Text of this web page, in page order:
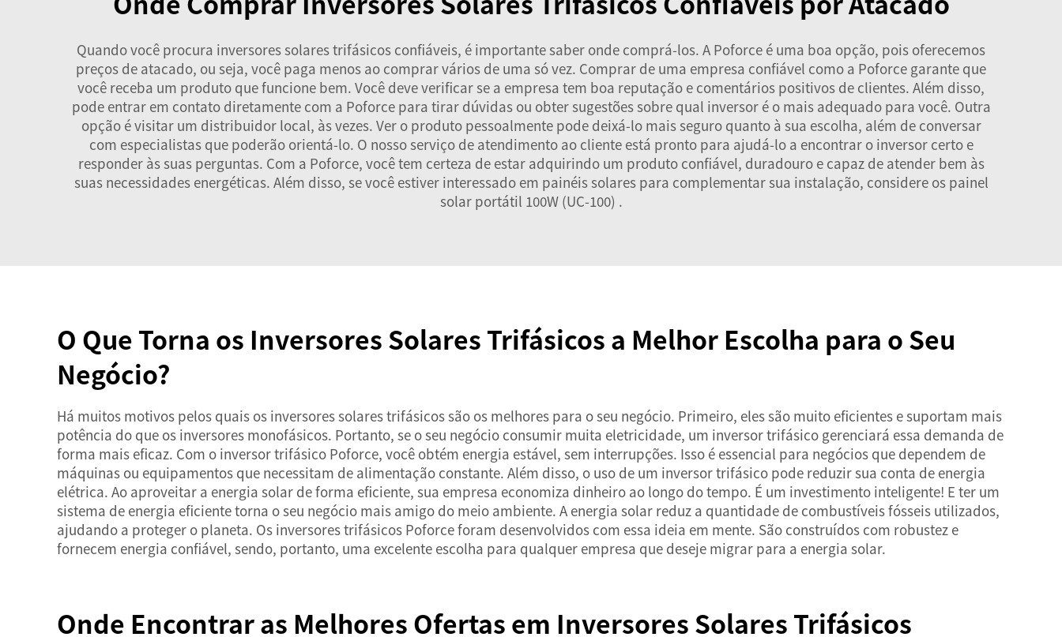
Quando você procura inversores solares trifásicos confiáveis, é importante saber onde comprá-los. A Poforce é uma boa opção, pois oferecemos
preços de atacado, ou seja, você paga menos ao comprar vários de uma só vez. Comprar de uma empresa confiável como a Poforce garante que
você receba um produto que funcione bem. Você deve verificar se a empresa tem boa reputação e comentários positivos de clientes. Além disso,
pode entrar em contato diretamente com a Poforce para tirar dúvidas ou obter sugestões sobre qual inversor é o mais adequado para você. Outra
opção é visitar um distribuidor local, às vezes. Ver o produto pessoalmente pode deixá-lo mais seguro quanto à sua escolha, além de conversar
com especialistas que poderão orientá-lo. O nosso serviço de atendimento ao cliente está pronto para ajudá-lo a encontrar o inversor certo e
responder às suas perguntas. Com a Poforce, você tem certeza de estar adquirindo um produto confiável, duradouro e capaz de atender bem às
suas necessidades energéticas. Além disso, se você estiver interessado em painéis solares para complementar sua instalação, considere os painel
solar portátil 100W (UC-100) .
O Que Torna os Inversores Solares Trifásicos a Melhor Escolha para o Seu
Negócio?
Há muitos motivos pelos quais os inversores solares trifásicos são os melhores para o seu negócio. Primeiro, eles são muito eficientes e suportam mais
potência do que os inversores monofásicos. Portanto, se o seu negócio consumir muita eletricidade, um inversor trifásico gerenciará essa demanda de
forma mais eficaz. Com o inversor trifásico Poforce, você obtém energia estável, sem interrupções. Isso é essencial para negócios que dependem de
máquinas ou equipamentos que necessitam de alimentação constante. Além disso, o uso de um inversor trifásico pode reduzir sua conta de energia
elétrica. Ao aproveitar a energia solar de forma eficiente, sua empresa economiza dinheiro ao longo do tempo. É um investimento inteligente! E ter um
sistema de energia eficiente torna o seu negócio mais amigo do meio ambiente. A energia solar reduz a quantidade de combustíveis fósseis utilizados,
ajudando a proteger o planeta. Os inversores trifásicos Poforce foram desenvolvidos com essa ideia em mente. São construídos com robustez e
fornecem energia confiável, sendo, portanto, uma excelente escolha para qualquer empresa que deseje migrar para a energia solar.
Onde Encontrar as Melhores Ofertas em Inversores Solares Trifásicos